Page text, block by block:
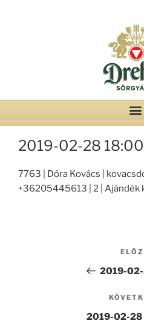
2019-02-28 18:00
7763 | Dóra Kovács |
+36205445613 | 2 | Ajándék
2019-
2019-02-28